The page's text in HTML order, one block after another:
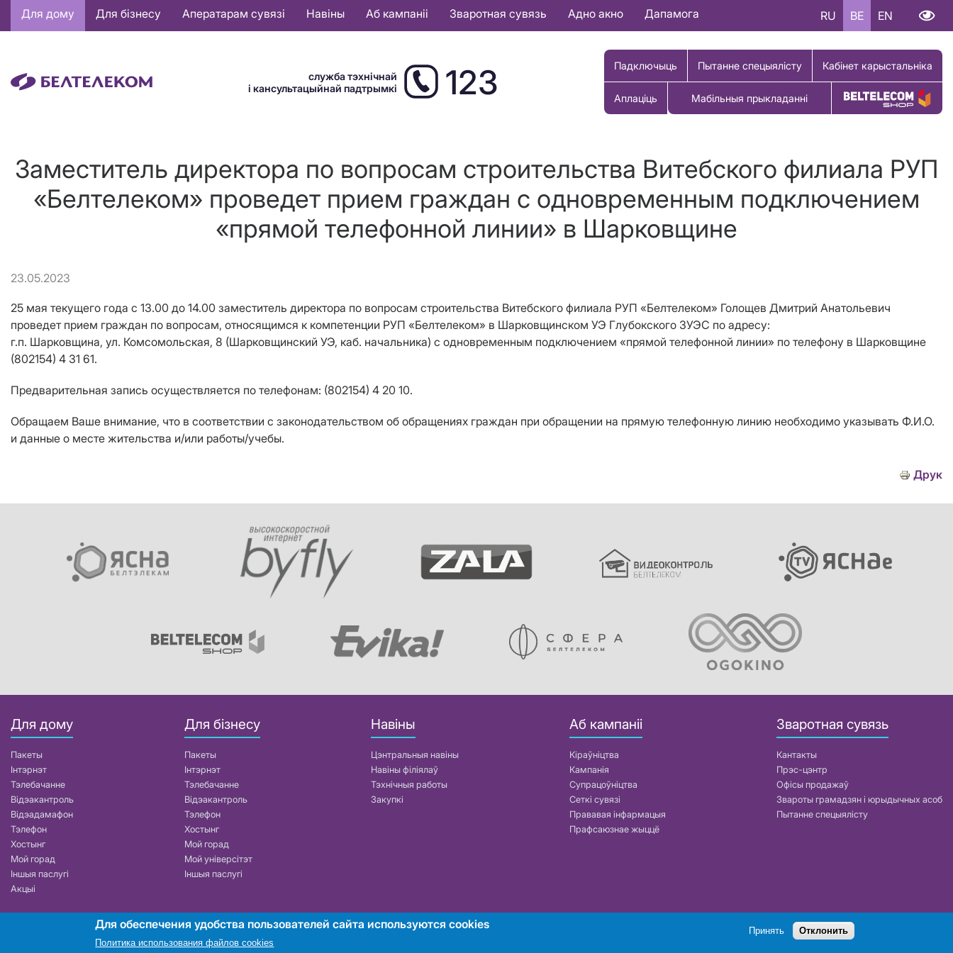
Основная
навигация
Для дому Для бізнесу Аператарам сувязі Навіны Аб кампаніі Зваротная сувязь Адно акно Дапамога RU BE EN
служба тэхнічнай
і кансультацыйнай падтрымкі
123 Падключыць Пытанне спецыялісту Кабінет карыстальніка
Аплаціць Мабільныя прыкладанні Купіць тавар
Заместитель директора по вопросам строительства Витебского филиала РУП
«Белтелеком» проведет прием граждан с одновременным подключением
«прямой телефонной линии» в Шарковщине
23.05.2023
25 мая текущего года с 13.00 до 14.00 заместитель директора по вопросам строительства Витебского филиала РУП «Белтелеком» Голощев Дмитрий Анатольевич
проведет прием граждан по вопросам, относящимся к компетенции РУП «Белтелеком» в Шарковщинском УЭ Глубокского ЗУЭС по адресу:
г.п. Шарковщина, ул. Комсомольская, 8 (Шарковщинский УЭ, каб. начальника) с одновременным подключением «прямой телефонной линии» по телефону в Шарковщине
(802154) 4 31 61.
Предварительная запись осуществляется по телефонам: (802154) 4 20 10.
Обращаем Ваше внимание, что в соответствии с законодательством об обращениях граждан при обращении на прямую телефонную линию необходимо указывать Ф.И.О.
и данные о месте жительства и/или работы/учебы.
Друк
Для дому
Пакеты
Інтэрнэт
Тэлебачанне
Відэакантроль
Відэадамафон
Тэлефон
Хостынг
Мой горад
Іншыя паслугі
Акцыі
Для бізнесу
Пакеты
Інтэрнэт
Тэлебачанне
Відэакантроль
Тэлефон
Хостынг
Мой горад
Мой універсітэт
Іншыя паслугі
Навіны
Цэнтральныя навіны
Навіны філіялаў
Тэхнічныя работы
Закупкі
Аб кампаніі
Кіраўніцтва
Кампанія
Супрацоўніцтва
Сеткі сувязі
Прававая інфармацыя
Прафсаюзнае жыццё
Зваротная сувязь
Кантакты
Прэс-цэнтр
Офісы продажаў
Звароты грамадзян і юрыдычных асоб
Пытанне спецыялісту
РУП «Белтэлекам». УНП 101007741 Пошук
Для обеспечения удобства пользователей сайта используются cookies
Политика использования файлов cookies
Принять Отклонить